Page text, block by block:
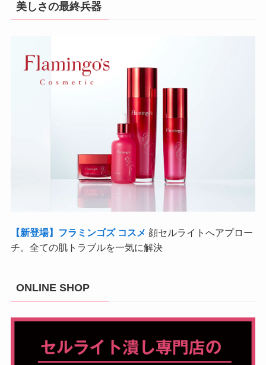
美しさの最終兵器
【新登場】フラミンゴズ コスメ 顔セルライトへアプロー
チ。全ての肌トラブルを一気に解決
ONLINE SHOP